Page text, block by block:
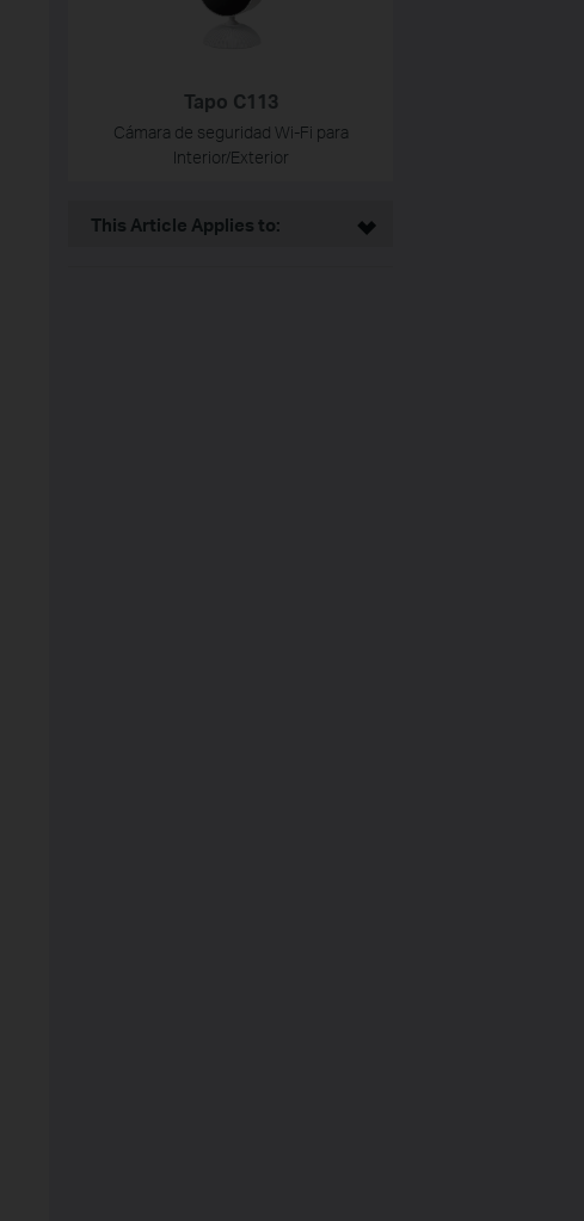
Tapo C113
Cámara de seguridad Wi-Fi para
Interior/Exterior
This Article Applies to: